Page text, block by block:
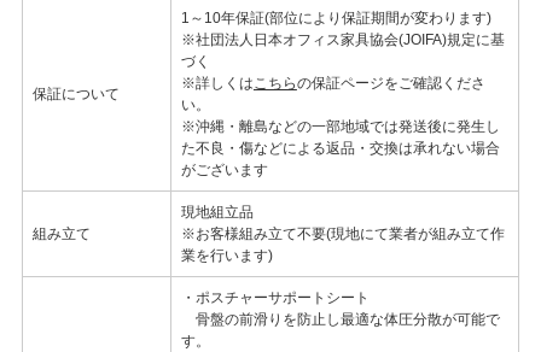
保証について
1～10年保証(部位により保証期間が変わります)
※社団法人日本オフィス家具協会(JOIFA)規定に基
づく
※詳しくはこちらの保証ページをご確認くださ
い。
※沖縄・離島などの一部地域では発送後に発生し
た不良・傷などによる返品・交換は承れない場合
がございます
組み立て
現地組立品
※お客様組み立て不要(現地にて業者が組み立て作
業を行います)
・ポスチャーサポートシート
骨盤の前滑りを防止し最適な体圧分散が可能で
す。